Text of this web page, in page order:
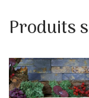
Produits